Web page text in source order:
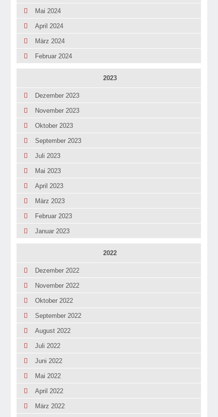
Mai 2024
April 2024
März 2024
Februar 2024
2023
Dezember 2023
November 2023
Oktober 2023
September 2023
Juli 2023
Mai 2023
April 2023
März 2023
Februar 2023
Januar 2023
2022
Dezember 2022
November 2022
Oktober 2022
September 2022
August 2022
Juli 2022
Juni 2022
Mai 2022
April 2022
März 2022